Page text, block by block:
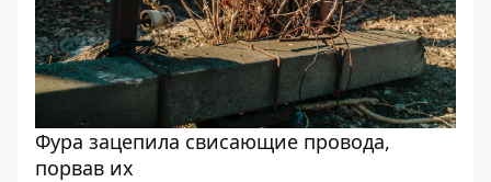
Фура зацепила свисающие провода,
порвав их